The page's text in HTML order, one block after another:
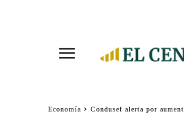
Economía
Condusef alerta por